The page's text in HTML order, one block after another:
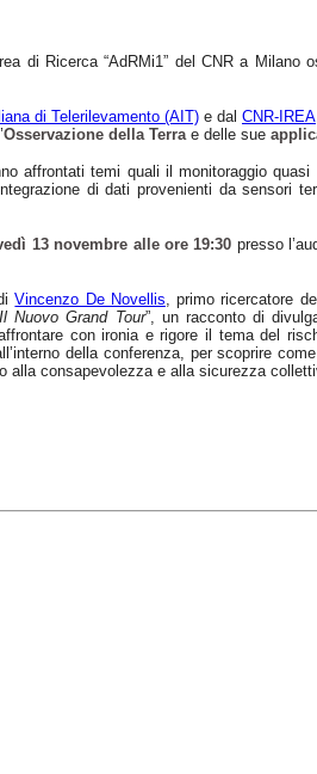
di Ricerca “AdRMi1” del CNR a Milano
di Telerilevamento (AIT) e dal CNR-IREA
Osservazione della Terra e delle sue
affrontati temi quali il monitoraggio
di dati provenienti da sensori
13 novembre alle ore 19:30 presso
Vincenzo De Novellis , primo ricercatore
Nuovo Grand Tour”, un racconto di
con ironia e rigore il tema del
della conferenza, per scoprire
alla consapevolezza e alla sicurezza